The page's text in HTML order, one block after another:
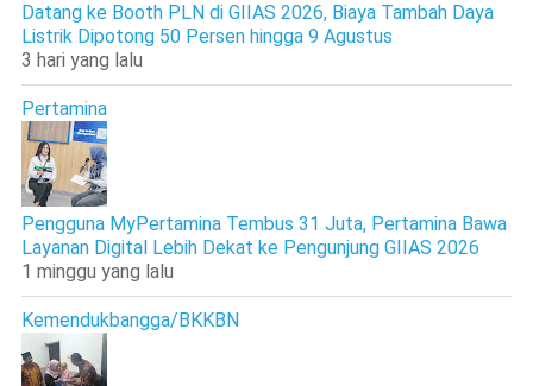
Datang ke Booth PLN di GIIAS 2026, Biaya Tambah Daya
Listrik Dipotong 50 Persen hingga 9 Agustus
3 hari yang lalu
Pertamina
Pengguna MyPertamina Tembus 31 Juta, Pertamina Bawa
Layanan Digital Lebih Dekat ke Pengunjung GIIAS 2026
1 minggu yang lalu
Kemendukbangga/BKKBN